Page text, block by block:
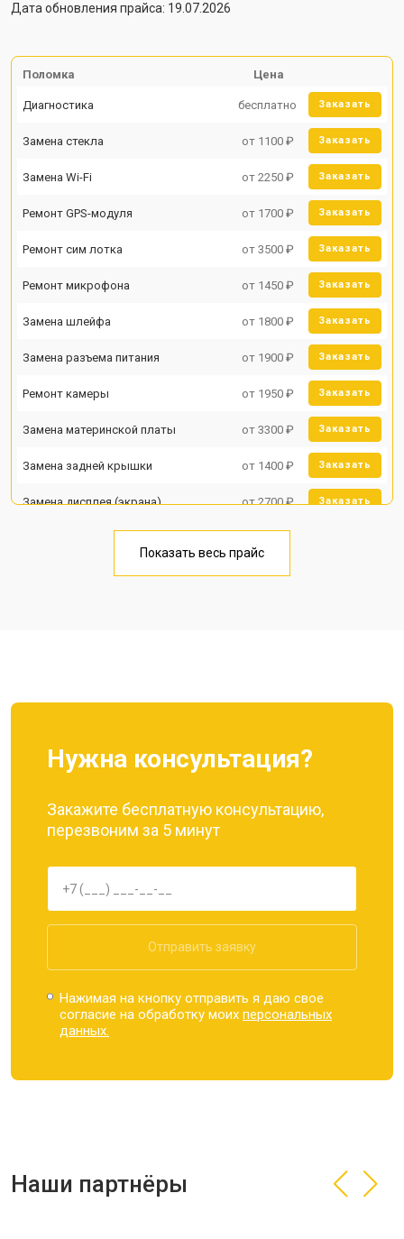
Дата обновления прайса: 19.07.2026
Поломка Цена
Диагностика бесплатно Заказать
Замена стекла от 1100 ₽ Заказать
Замена Wi-Fi от 2250 ₽ Заказать
Ремонт GPS-модуля от 1700 ₽ Заказать
Ремонт сим лотка от 3500 ₽ Заказать
Ремонт микрофона от 1450 ₽ Заказать
Замена шлейфа от 1800 ₽ Заказать
Замена разъема питания от 1900 ₽ Заказать
Ремонт камеры от 1950 ₽ Заказать
Замена материнской платы от 3300 ₽ Заказать
Замена задней крышки от 1400 ₽ Заказать
Замена дисплея (экрана) от 2700 ₽ Заказать
Замена кнопки включения от 1750 ₽
Показать весь прайс
Нужна консультация?
Закажите бесплатную консультацию,
перезвоним за 5 минут
Отправить заявку
Нажимая на кнопку отправить я даю свое
согласие на обработку моихперсональных
данных.
Наши партнёры